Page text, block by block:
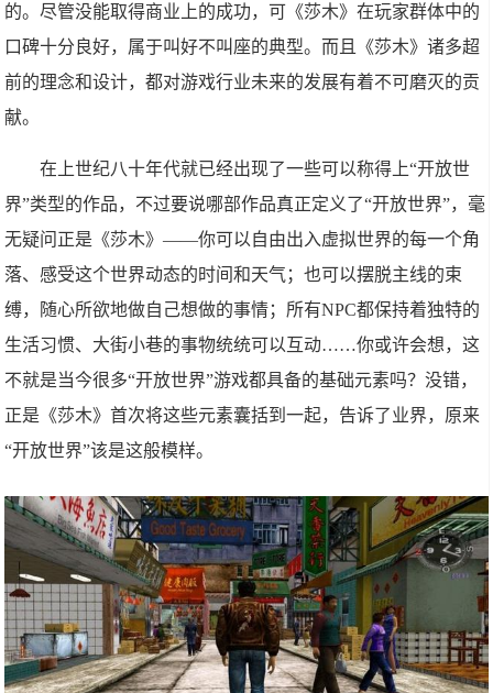
的。尽管没能取得商业上的成功，可《莎木》在玩家群体中的
口碑十分良好，属于叫好不叫座的典型。而且《莎木》诸多超
前的理念和设计，都对游戏行业未来的发展有着不可磨灭的贡
献。
在上世纪八十年代就已经出现了一些可以称得上“开放世
界”类型的作品，不过要说哪部作品真正定义了“开放世界”，毫
无疑问正是《莎木》——你可以自由出入虚拟世界的每一个角
落、感受这个世界动态的时间和天气；也可以摆脱主线的束
缚，随心所欲地做自己想做的事情；所有NPC都保持着独特的
生活习惯、大街小巷的事物统统可以互动……你或许会想，这
不就是当今很多“开放世界”游戏都具备的基础元素吗？没错，
正是《莎木》首次将这些元素囊括到一起，告诉了业界，原来
“开放世界”该是这般模样。